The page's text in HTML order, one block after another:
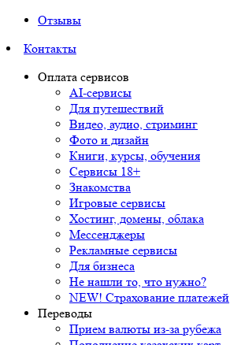
Отзывы
Контакты
Оплата сервисов
AI-сервисы
Для путешествий
Видео, аудио, стриминг
Фото и дизайн
Книги, курсы, обучения
Сервисы 18+
Знакомства
Игровые сервисы
Хостинг, домены, облака
Мессенджеры
Рекламные сервисы
Для бизнеса
Не нашли то, что нужно?
NEW! Страхование платежей
Переводы
Прием валюты из-за рубежа